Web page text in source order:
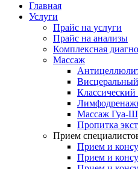
жизнь"Главная
Услуги
Прайс на услуги
Прайс на анализы
Комплексная
Массаж
Массаж Гуа-
Пропитка
Прием
Прием и
Прием и